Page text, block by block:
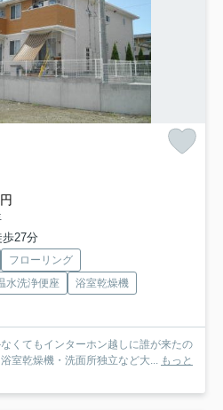
27分
フローリング
水洗浄便座
浴室乾燥機
くてもインターホン越しに誰が来たの
室乾燥機・洗面所独立など大... もっと